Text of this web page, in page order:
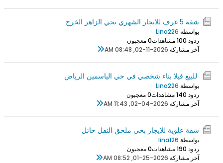
شقة 5 غرف للايجار الشهري بحي الزاهر الخرج
بواسطة Lina226
ردود 0
10 مشاهدات
0 معجبون
آخر مشاركة 02-11-2026, 08:48 AM
للبيع فيلا بناء شخصي في حي الياسمين الرياض
بواسطة Lina226
ردود 0
14 مشاهدات
0 معجبون
آخر مشاركة 02-04-2026, 11:43 AM
شقة علوية للايجار بحي ملحق النفل حائل
بواسطة lina126
ردود 0
19 مشاهدات
0 معجبون
آخر مشاركة 01-25-2026, 08:52 AM